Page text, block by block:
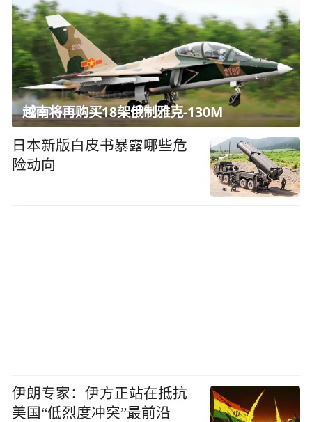
越南将再购买18架俄制雅克-130M
日本新版白皮书暴露哪些危
险动向
伊朗专家：伊方正站在抵抗
美国“低烈度冲突”最前沿